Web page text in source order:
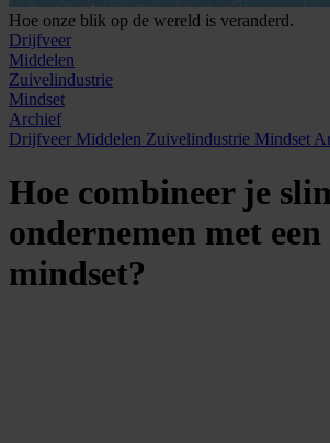
Hoe onze blik op de wereld is veranderd.
Drijfveer
Middelen
Zuivelindustrie
Mindset
Archief
Drijfveer Middelen Zuivelindustrie Mindset
Hoe combineer je
ondernemen met
mindset?